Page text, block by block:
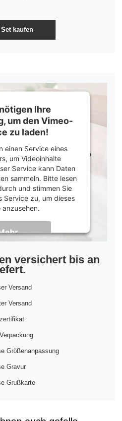
Ihre
um den Vimeo-
zu laden!
einen Service eines
um Videoinhalte
Service kann Daten
sammeln. Bitte lesen
und stimmen Sie
Service zu, um dieses
anzusehen.
Consent
&Trusted Shops
versichert bis an
Versand
Versand
Größenanpassung
Gravur
Grußkarte